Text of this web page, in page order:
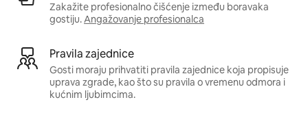
Zakažite profesionalno čišćenje između boravaka
gostiju.Angažovanje profesionalca
Pravila zajednice
Gosti moraju prihvatiti pravila zajednice koja propisuje
uprava zgrade, kao što su pravila o vremenu odmora i
kućnim ljubimcima.